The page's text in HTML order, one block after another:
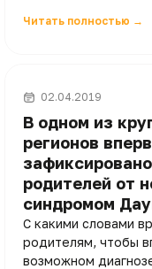
Читать полностью →
02.04.2019
В одном из
регионов
родителей от
синдромом
С какими словами
родителям, чтобы
возможном